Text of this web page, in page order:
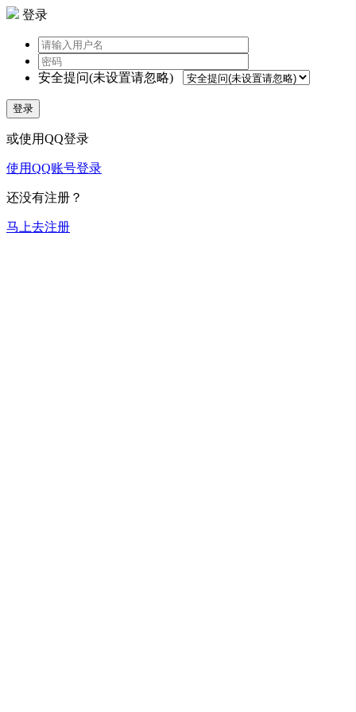
登录
安全提问(未设置请忽略)
登录
或使用QQ登录
使用QQ账号登录
还没有注册？
马上去注册